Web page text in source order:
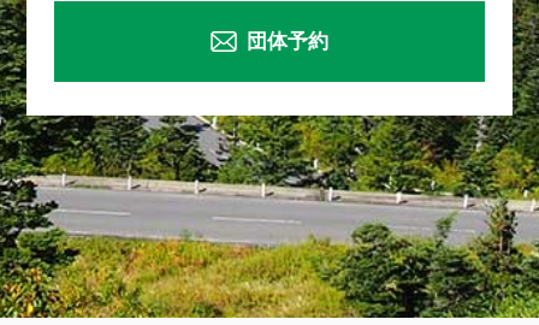
団体予約